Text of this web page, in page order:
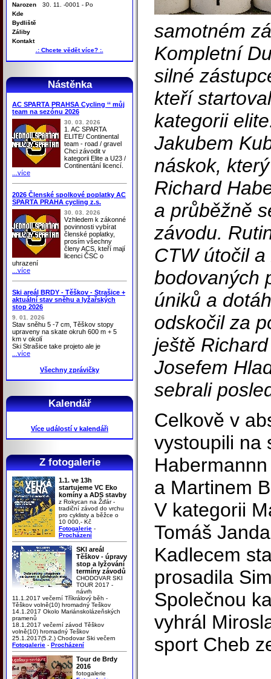
Narozen
30. 11. -0001 - Po
Kde
Bydliště
Záliby
Kontakt
.: Chcete vědět více? :.
Nástěnka
AC SPARTA PRAHSA Cycling ‘‘ můj
team na sezónu 2026
30. 03. 2026
1. AC SPARTA
ELITE/ Continental
team - road / gravel
Chci závodit v
kategorii Elite a U23 /
Continentání licencí.
...více
2026 Členské spolkové poplatky AC
SPARTA PRAHA cycling z.s.
30. 03. 2026
Vzhledem k zákonné
povinnosti vybírat
členské poplatky,
prosím všechny
členy ACS, kteří mají
licenci ČSC o
uhrazení
...více
Ski areál BRDY - Těškov - Strašice +
aktuální stav sněhu a lyžařských
stop 2026
9. 01. 2026
Stav sněhu 5 -7 cm, Těškov stopy
upraveny na skate okruh 600 m + 5
km v okolí
Ski Strašice take projeto ale je
...více
Všechny zprávičky
Kalendář
Více událostí v kalendáři
Z fotogalerie
1.1. ve 13h
startujeme VC Eko
komíny a ADS stavby
z Rokycan na Žďár -
tradiční závod do vrchu
pro cyklisty a běžce o
10 000,- Kč
Fotogalerie -
Procházení
SKI areál
Těškov - úpravy
stop a lyžování
termíny závodů
CHODOVAR SKI
TOUR 2017 -
návrh
11.1.2017 večerní Tříkrálový běh -
Těškov volně(10) hromadný Teškov
14.1.2017 Okolo Mariánskolázeňských
pramenů
18.1.2017 večerní závod Těškov
volně(10) hromadný Teškov
25.1.2017(5.2.) Chodovar Ski večern
Fotogalerie - Procházení
Tour de Brdy
2016
fotogalerie
samotném
Kompletní
silné
kteří
kategorii
Jakubem
náskok,
Richard
a průběžně
závodu.
CTW útočil
bodovaných
úniků a
odskočil za
ještě
Josefem
sebrali
Celkově v
vystoupili na
a Martinem
V kategorii
Tomáš
Kadlecem
prosadila
Společnou
vyhrál
sport Cheb